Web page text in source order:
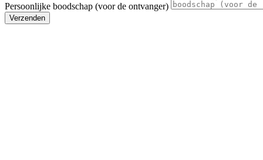
Persoonlijke boodschap (voor de ontvanger)
Verzenden